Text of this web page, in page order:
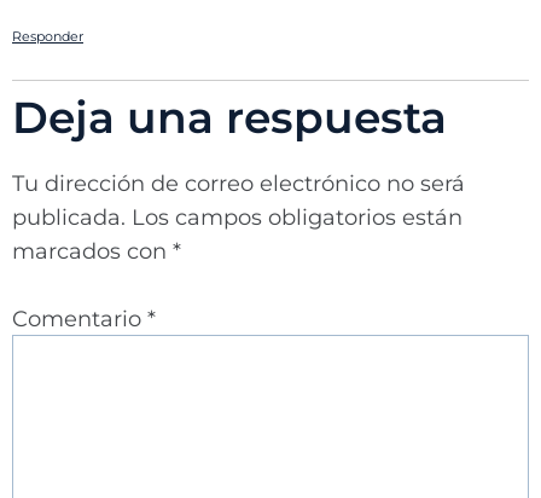
Responder
Deja una respuesta
Tu dirección de correo electrónico no será
publicada. Los campos obligatorios están
marcados con *
Comentario *